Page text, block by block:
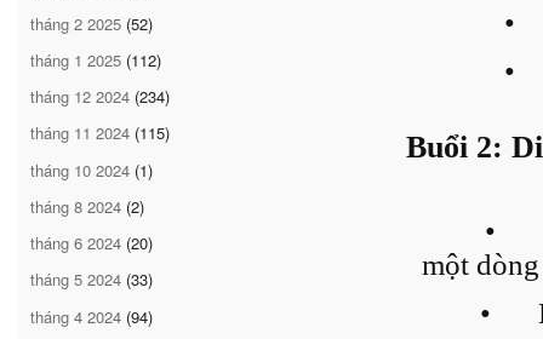
tháng 2 2025 (52)
tháng 1 2025 (112)
tháng 12 2024 (234)
tháng 11 2024 (115)
tháng 10 2024 (1)
tháng 8 2024 (2)
tháng 6 2024 (20)
tháng 5 2024 (33)
tháng 4 2024 (94)
•
•
Buổi 2:
•
một
•